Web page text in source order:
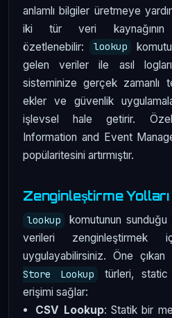
anlamlı bilgiler üretmeye
iki tür veri kaynağının
özetlenebilir:
lookup
gelen veriler ile asıl
sisteminize gerçek zamanlı
ekler ve güvenlik
işlevsel hale getirir.
Information and Event
popülaritesini artırmıştır.
Zenginleştirme Yolları
lookup
komutunun
verileri zenginleştirmek
uygulayabilirsiniz. Öne çıkan
Store Lookup
türleri,
erişimi sağlar:
CSV Lookup: Statik bir